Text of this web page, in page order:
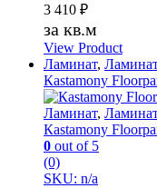
3 410 ₽
за кв.м
View Product
Ламинат,
Каstamony
Ламинат,
Каstamony
0 out of 5
(0)
SKU: n/a